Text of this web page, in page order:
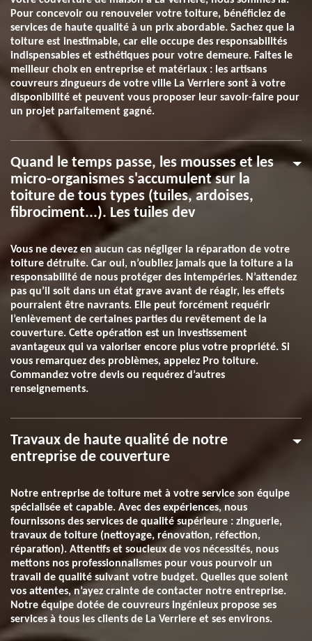
Pour concevoir ou renouveler votre toiture, bénéficiez de
services de haute qualité à un prix abordable. Sachez que la
toiture est inestimable, car elle occupe des responsabilités
indispensables et esthétiques pour votre demeure. Faites le
meilleur choix en entreprise et matériaux : les artisans
couvreurs zingueurs de votre ville La Verriere sont à votre
disponibilité et peuvent vous proposer leur savoir-faire pour
un projet parfaitement gagné.
Quand le temps passe, les mousses et les
micro-organismes s'accumulent sur la
toiture de tous types (tuiles, ardoises,
fibrociment...). Les tuiles dev
Vous ne devez en aucun cas négliger la réparation de votre
toiture détruite. Car oui, n’oubliez jamais que la toiture a la
responsabilité de nous protéger des intempéries. N’attendez
pas qu’il soit dans un état grave avant de réagir, les effets
pourraient être navrants. Elle peut forcément requérir
l’enlèvement de certaines parties du revêtement de la
couverture. Cette opération est un investissement
avantageux qui va valoriser encore plus votre propriété. Si
vous remarquez des problèmes, appelez Pro toiture.
Commandez votre devis ou requérez d’autres
renseignements.
Travaux de haute qualité de notre
entreprise de couverture
Notre entreprise de toiture met à votre service son équipe
spécialisée et capable. Avec des expériences, nous
fournissons des services de qualité supérieure : zinguerie,
travaux de toiture (nettoyage, rénovation, réfection,
réparation). Attentifs et soucieux de vos nécessités, nous
mettons nos professionnalismes pour vous pourvoir un
travail de qualité suivant votre budget. Quelles que soient
vos attentes, n’ayez crainte de contacter notre entreprise.
Notre équipe dotée de couvreurs ingénieux propose ses
services à tous les clients de La Verriere et ses environs.